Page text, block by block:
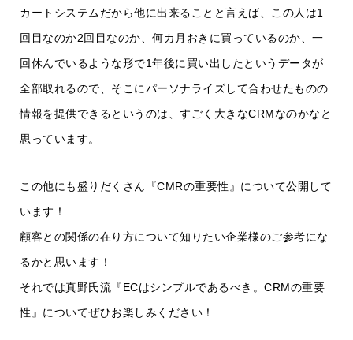
カートシステムだから他に出来ることと言えば、この人は1
回目なのか2回目なのか、何カ月おきに買っているのか、一
回休んでいるような形で1年後に買い出したというデータが
全部取れるので、そこにパーソナライズして合わせたものの
情報を提供できるというのは、すごく大きなCRMなのかなと
思っています。
この他にも盛りだくさん『CMRの重要性』について公開して
います！
顧客との関係の在り方について知りたい企業様のご参考にな
るかと思います！
それでは真野氏流『ECはシンプルであるべき。CRMの重要
性』についてぜひお楽しみください！